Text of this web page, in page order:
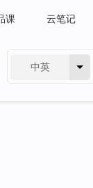
课 云笔记
中英